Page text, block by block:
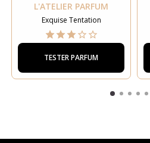
L'ATELIER PARFUM
Exquise Tentation
TESTER PARFUM